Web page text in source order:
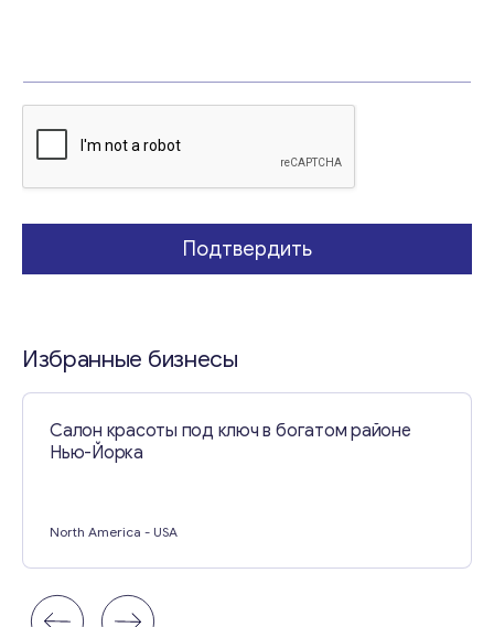
m
Подтвердить
Избранные бизнесы
Салон красоты под ключ в богатом районе
Нью-Йорка
North America - USA